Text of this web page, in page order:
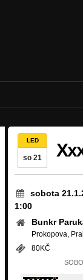
LED
so 21
sobota
1:00
Bunkr
Prokopova,
80KČ